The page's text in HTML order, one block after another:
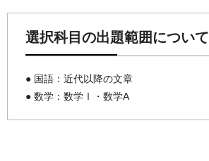
選択科目の出題範囲について
● 国語：近代以降の文章
● 数学：数学Ⅰ・数学A